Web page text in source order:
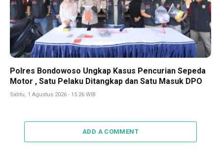
Polres Bondowoso Ungkap Kasus Pencurian Sepeda
Motor , Satu Pelaku Ditangkap dan Satu Masuk DPO
Sabtu, 1 Agustus 2026 - 15:26 WIB
ADD A COMMENT